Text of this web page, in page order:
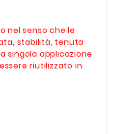
nel senso che le
stabilità, tenuta
singola applicazione
riutilizzato in